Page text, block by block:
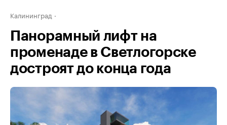
Калининград
Панорамный лифт на
променаде в Светлогорске
достроят до конца года